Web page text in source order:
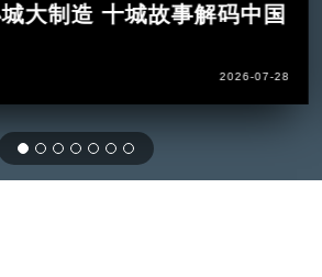
大制造 十城故事解码中国
2026-07-28